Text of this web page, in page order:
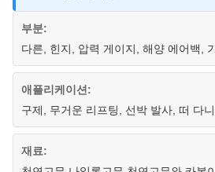
부분:
다른, 힌지, 압력 게이지, 해양 에어백,
애플리케이션:
구제, 무거운 리프팅, 선박 발사, 떠 다
재료: